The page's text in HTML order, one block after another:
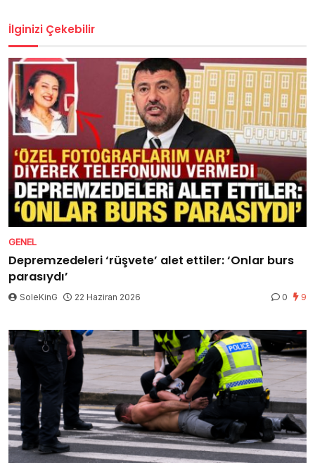
İlginizi Çekebilir
GENEL
Depremzedeleri ‘rüşvete’ alet ettiler: ‘Onlar burs
parasıydı’
SoleKinG 22 Haziran 2026 0 9